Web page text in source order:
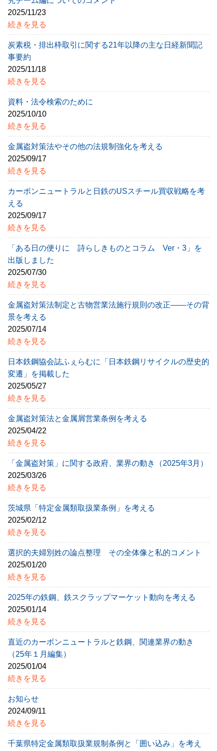
2025/11/23
続きを見る
炭素税・排出枠取引に関する21年以降の主な日経新聞記
事要約
2025/11/18
続きを見る
資料・法令検索のために
2025/10/10
続きを見る
金属盗対策法やその他の法規制強化を考える
2025/09/17
続きを見る
カーボンニュートラルと日鉄のUSスチール買収戦略を考
える
2025/09/17
続きを見る
「ある日の便りに 詩らしきものとコラム Ver・3」を
出版しました
2025/07/30
続きを見る
金属盗対策法制定と古物営業法施行規則の改正――その背
景を考える
2025/07/14
続きを見る
日本鉄鋼協会誌ふぇらむに「日本鉄鋼リサイクルの歴史的
変遷」を掲載した
2025/05/27
続きを見る
金属盗対策法と金属屑営業条例を考える
2025/04/22
続きを見る
「金属盗対策」に関する政府、業界の動き（2025年3月）
2025/03/26
続きを見る
茨城県「特定金属類取扱業条例」を考える
2025/02/12
続きを見る
選択的夫婦別姓の論点整理 その全体像と私的コメント
2025/01/20
続きを見る
2025年の鉄鋼、鉄スクラップマーケット動向を考える
2025/01/14
続きを見る
直近のカーボンニュートラルと鉄鋼、関連業界の動き
（25年１月編集）
2025/01/04
続きを見る
お知らせ
2024/09/11
続きを見る
千葉県特定金属類取扱業規制条例と「囲い込み」を考え